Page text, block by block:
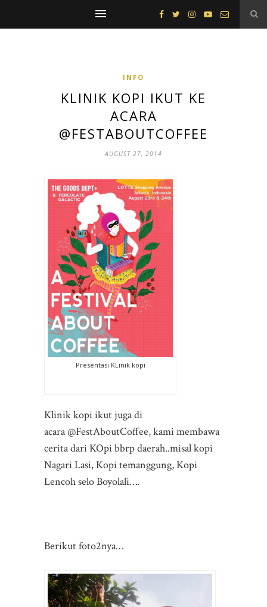
INFO
KLINIK KOPI IKUT KE
ACARA
@FESTABOUTCOFFEE
AUGUST 27, 2014
Presentasi KLinik kopi
Klinik kopi ikut juga di
acara @FestAboutCoffee, kami membawa
cerita dari KOpi bbrp daerah..misal kopi
Nagari Lasi, Kopi temanggung, Kopi
Lencoh selo Boyolali….
Berikut foto2nya…